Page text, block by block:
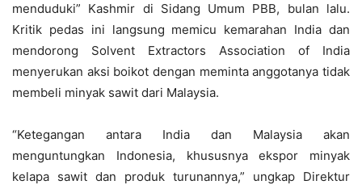
menduduki” Kashmir di Sidang Umum PBB, bulan lalu.
Kritik pedas ini langsung memicu kemarahan India dan
mendorong Solvent Extractors Association of India
menyerukan aksi boikot dengan meminta anggotanya tidak
membeli minyak sawit dari Malaysia.
“Ketegangan antara India dan Malaysia akan
menguntungkan Indonesia, khususnya ekspor minyak
kelapa sawit dan produk turunannya,” ungkap Direktur